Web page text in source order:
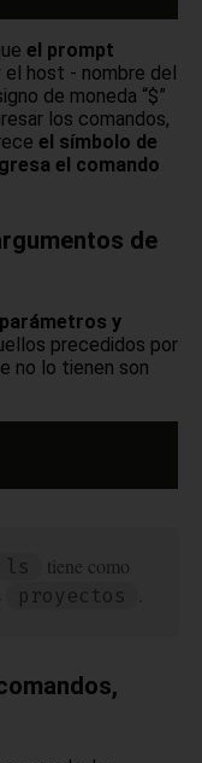
el prompt
el host - nombre del
de moneda “$”
los comandos,
el símbolo de
el comando
de
parámetros y
precedidos por
no lo tienen son
ls
tiene como
proyectos